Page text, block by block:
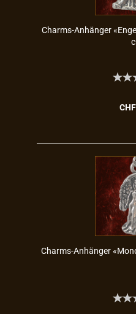
Charms-​​An­hän­ger
Charms-​​An­hän­ger